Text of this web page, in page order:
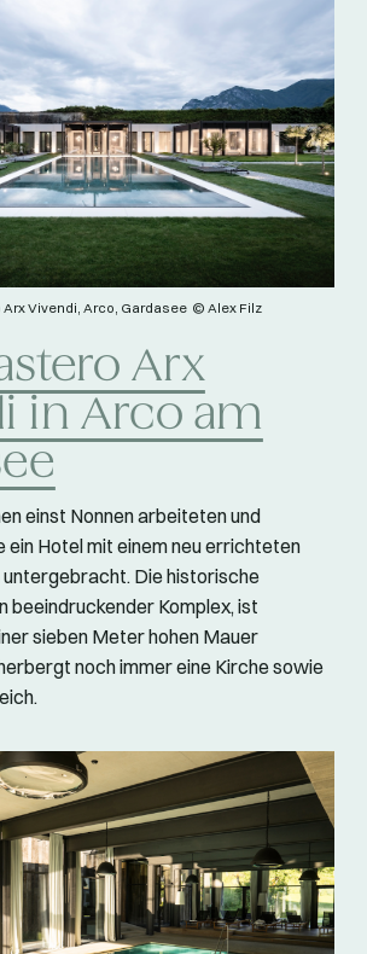
Arx Vivendi, Arco, Gardasee © Alex Filz
Arx
in Arco am
einst Nonnen arbeiteten und
ein Hotel mit einem neu errichteten
Die historische
beeindruckender Komplex, ist
sieben Meter hohen Mauer
noch immer eine Kirche sowie